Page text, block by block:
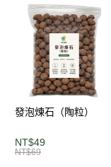
Apple Pay
街口支付
悠遊付
AFTEE先享後付
【關於「AFTEE先享後
AFTEE先享後付是「在
ATM付款
發泡煉石（陶粒）
NT$49
NT$69